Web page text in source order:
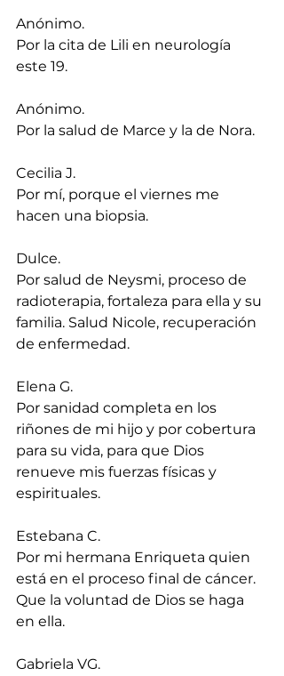
Anónimo.
Por la cita de Lili en neurología
este 19.
Anónimo.
Por la salud de Marce y la de Nora.
Cecilia J.
Por mí, porque el viernes me
hacen una biopsia.
Dulce.
Por salud de Neysmi, proceso de
radioterapia, fortaleza para ella y su
familia. Salud Nicole, recuperación
de enfermedad.
Elena G.
Por sanidad completa en los
riñones de mi hijo y por cobertura
para su vida, para que Dios
renueve mis fuerzas físicas y
espirituales.
Estebana C.
Por mi hermana Enriqueta quien
está en el proceso final de cáncer.
Que la voluntad de Dios se haga
en ella.
Gabriela VG.